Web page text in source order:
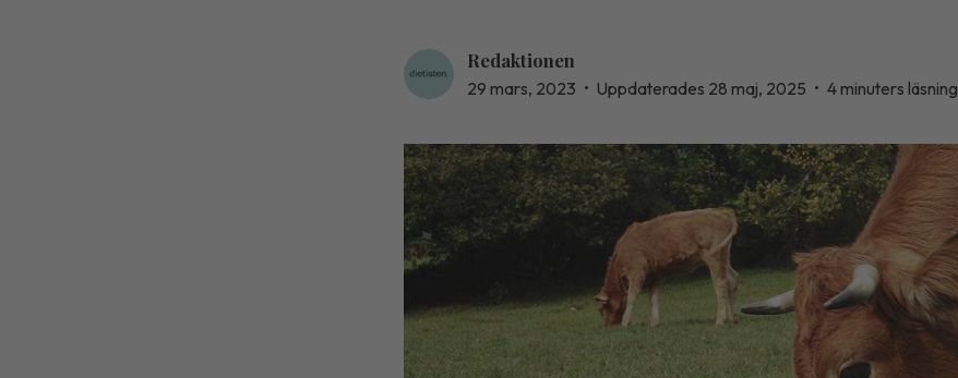
Redaktionen
29 mars, 2023 • Uppdaterades 28 maj, 2025 • 4 minuters läsning